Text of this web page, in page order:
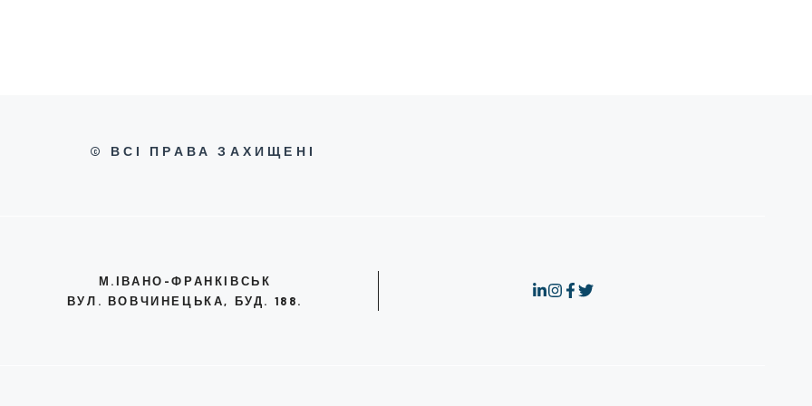
© ВСІ ПРАВА ЗАХИЩЕНІ
М.ІВАНО-ФРАНКІВСЬК
ВУЛ. ВОВЧИНЕЦЬКА, БУД. 188.